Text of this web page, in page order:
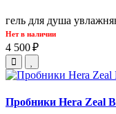
гель для душа
Нет в наличии
4 500 ₽
Пробники Hera Zeal